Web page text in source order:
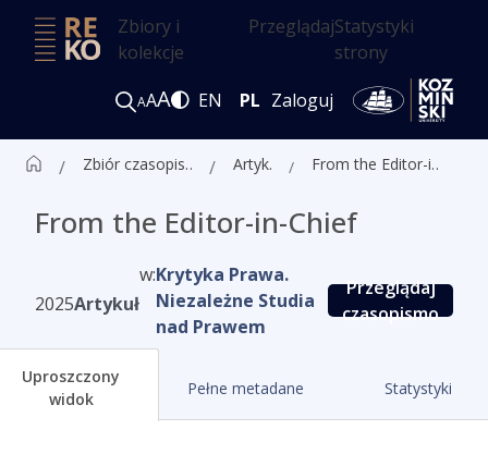
Zbiory i
kolekcje
PrzeglądajStatystyki
strony
AAA EN PL Zaloguj
Zbiór czasopism ALK Artykuły From the Editor-in-Chief
From the Editor-in-Chief
2025Artykuł
w:Krytyka Prawa.
Niezależne Studia
nad Prawem
Przeglądaj
czasopismo
Uproszczony
widok
Pełne metadane Statystyki